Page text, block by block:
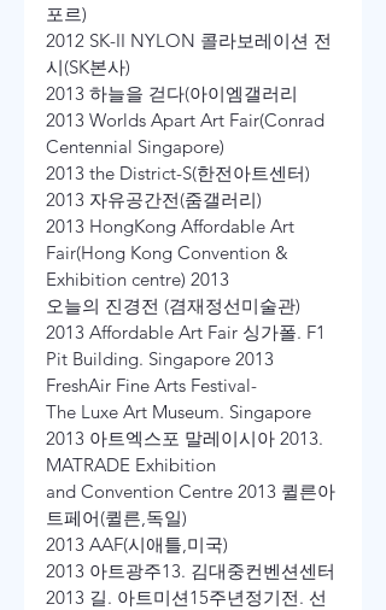
포르)
2012 SK-II NYLON 콜라보레이션 전
시(SK본사)
2013 하늘을 걷다(아이엠갤러리
2013 Worlds Apart Art Fair(Conrad
Centennial Singapore)
2013 the District-S(한전아트센터)
2013 자유공간전(줌갤러리)
2013 HongKong Affordable Art
Fair(Hong Kong Convention &
Exhibition centre) 2013
오늘의 진경전 (겸재정선미술관)
2013 Affordable Art Fair 싱가폴. F1
Pit Building. Singapore 2013
FreshAir Fine Arts Festival-
The Luxe Art Museum. Singapore
2013 아트엑스포 말레이시아 2013.
MATRADE Exhibition
and Convention Centre 2013 퀼른아
트페어(퀼른,독일)
2013 AAF(시애틀,미국)
2013 아트광주13. 김대중컨벤션센터
2013 길. 아트미션15주년정기전. 선